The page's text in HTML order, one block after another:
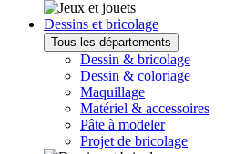
Dessins et bricolage
Tous les départements
Dessin & bricolage
Dessin & coloriage
Maquillage
Matériel & accessoires
Pâte à modeler
Projet de bricolage